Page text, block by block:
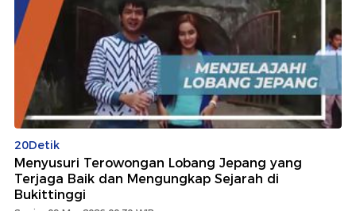
20Detik
Menyusuri Terowongan Lobang Jepang yang
Terjaga Baik dan Mengungkap Sejarah di
Bukittinggi